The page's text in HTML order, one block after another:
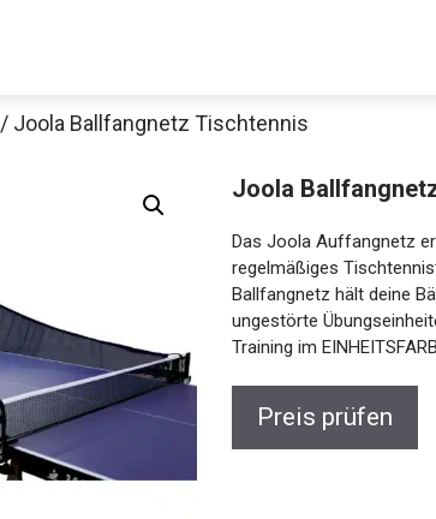
/ Joola Ballfangnetz Tischtennis
Joola
Das Joola Auffangnetz
regelmäßiges
Ballfangnetz hält deine
ungestörte
Training im
Preis prüfen